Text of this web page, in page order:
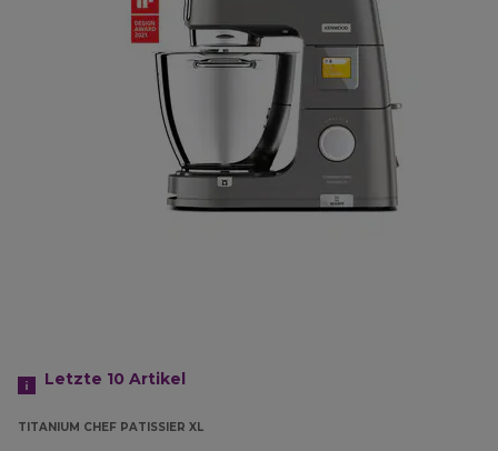
Letzte 10 Artikel
TITANIUM CHEF PATISSIER XL